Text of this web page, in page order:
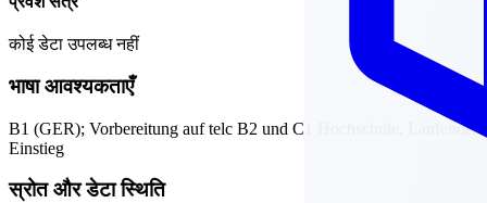
कोई डेटा उपलब्ध नहीं
भाषा आवश्यकताएँ
B1 (GER); Vorbereitung auf telc B2 und C1 Hochschule. Laufender
Einstieg
स्रोत और डेटा स्थिति